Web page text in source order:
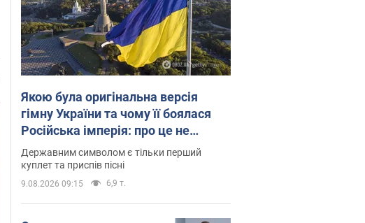
Якою була оригінальна версія
гімну України та чому її боялася
Російська імперія: про це не
розповідають у школі
Державним символом є тільки перший
куплет та приспів пісні
9.08.2026 09:15 6,9 т.